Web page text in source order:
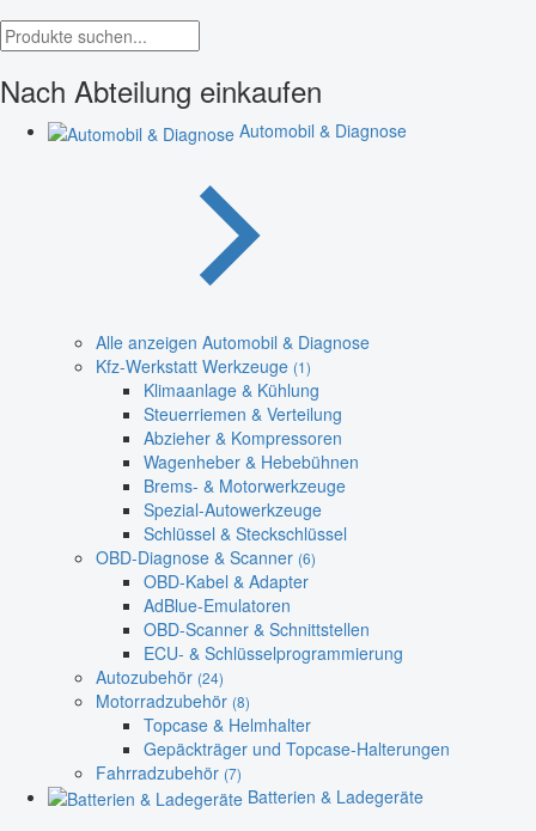
Nach Abteilung einkaufen
Automobil & Diagnose
Alle anzeigen Automobil & Diagnose
Kfz-Werkstatt Werkzeuge (1)
Klimaanlage & Kühlung
Steuerriemen & Verteilung
Abzieher & Kompressoren
Wagenheber & Hebebühnen
Brems- & Motorwerkzeuge
Spezial-Autowerkzeuge
Schlüssel & Steckschlüssel
OBD-Diagnose & Scanner (6)
OBD-Kabel & Adapter
AdBlue-Emulatoren
OBD-Scanner & Schnittstellen
ECU- & Schlüsselprogrammierung
Autozubehör (24)
Motorradzubehör (8)
Topcase & Helmhalter
Gepäckträger und Topcase-Halterungen
Fahrradzubehör (7)
Batterien & Ladegeräte